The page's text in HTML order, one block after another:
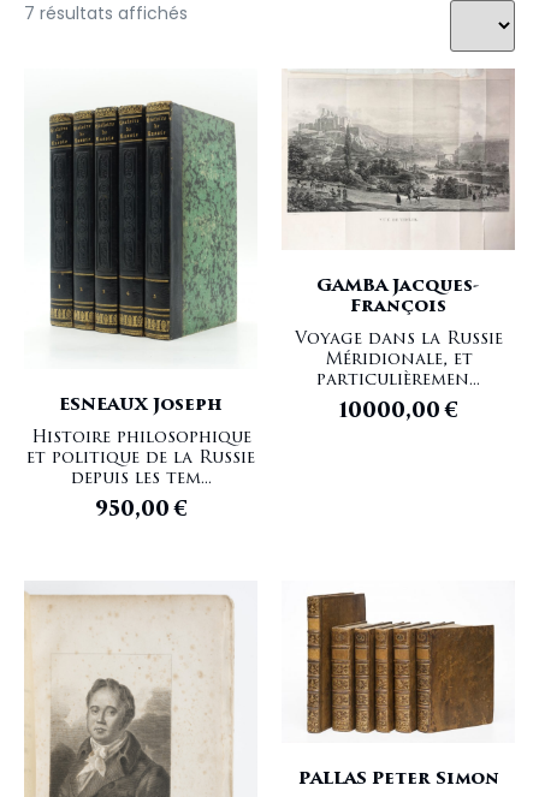
7 résultats affichés
ESNEAUX Joseph
Histoire philosophique
et politique de la Russie
depuis les tem...
950,00€
GAMBA Jacques-
François
Voyage dans la Russie
Méridionale, et
particulièremen...
10000,00€
PALLAS Peter Simon